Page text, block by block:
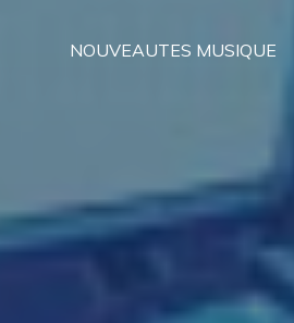
NOUVEAUTES MUSIQUE